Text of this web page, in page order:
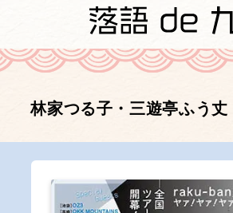
林家つる子・三遊亭ふう丈